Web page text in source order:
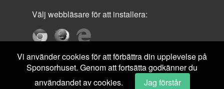
Välj webbläsare för att installera:
Vi använder cookies för att förbättra din upplevelse på
Sponsorhuset. Genom att fortsätta godkänner du
användandet av cookies.
Jag förstår